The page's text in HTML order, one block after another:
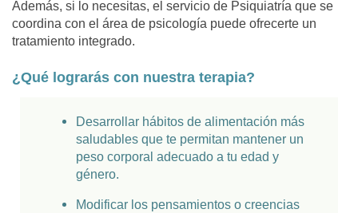
Además, si lo necesitas, el servicio de Psiquiatría que se
coordina con el área de psicología puede ofrecerte un
tratamiento integrado.
¿Qué lograrás con nuestra terapia?
Desarrollar hábitos de alimentación más
saludables que te permitan mantener un
peso corporal adecuado a tu edad y
género.
Modificar los pensamientos o creencias